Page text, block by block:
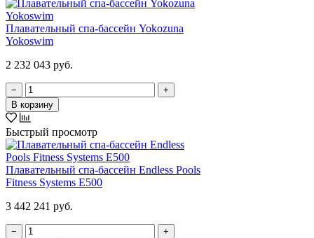
Плавательный спа-бассейн Yokozuna
Yokoswim
2 232 043 руб.
−
+
В корзину
Быстрый просмотр
Плавательный спа-бассейн Endless Pools
Fitness Systems E500
3 442 241 руб.
−
+